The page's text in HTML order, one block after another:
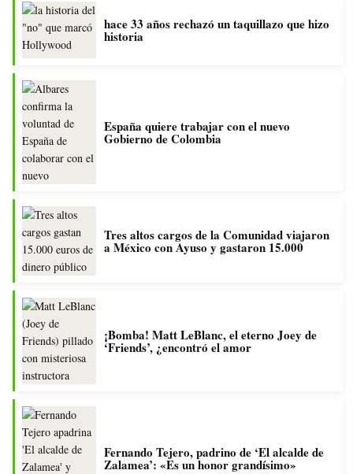
hace 33 años rechazó un taquillazo que hizo
historia
España quiere trabajar con el nuevo
Gobierno de Colombia
Tres altos cargos de la Comunidad viajaron
a México con Ayuso y gastaron 15.000
¡Bomba! Matt LeBlanc, el eterno Joey de
‘Friends’, ¿encontró el amor
Fernando Tejero, padrino de ‘El alcalde de
Zalamea’: «Es un honor grandísimo»